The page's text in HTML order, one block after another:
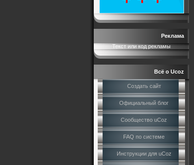
Реклама
Текст или код рекламы
Всё о Ucoz
Создать сайт
Официальный блог
Сообщество uCoz
FAQ по системе
Инструкции для uCoz